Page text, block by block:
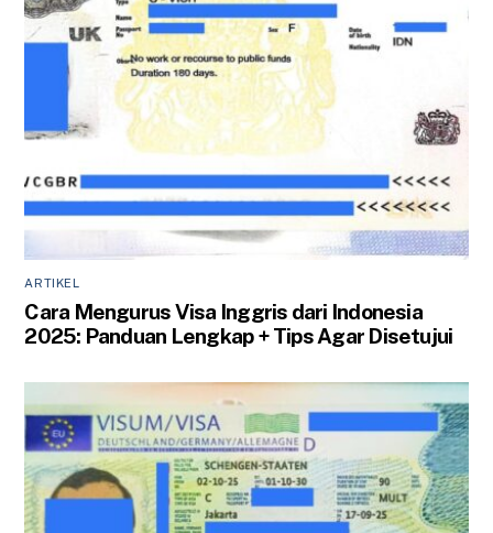
ARTIKEL
Cara Mengurus Visa Inggris dari Indonesia
2025: Panduan Lengkap + Tips Agar Disetujui